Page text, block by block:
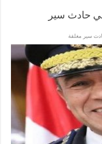
حادث سير
سير مغلقة